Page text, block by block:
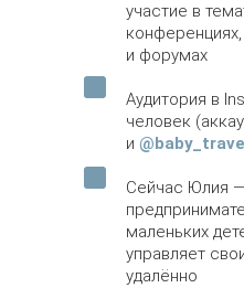
участие в
и форумах
Аудитория в
человек
и
Сейчас Юлия
маленьких
управляет
удалённо